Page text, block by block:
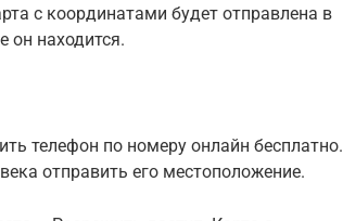
с координатами будет отправлена в
он находится.
телефон по номеру онлайн бесплатно.
отправить его местоположение.